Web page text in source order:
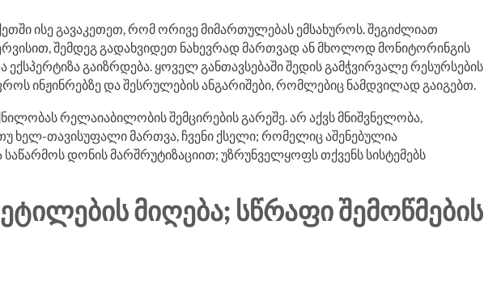
ისე გავაკეთეთ, რომ ორივე მიმართულებას ემსახუროს. შეგიძლიათ
შემდეგ გადახვიდეთ ნახევრად მართვად ან მხოლოდ მონიტორინგის
გაიზრდება. ყოველ განთავსებაში შედის გამჭვირვალე რესურსების
ინჟინრებზე და შესრულების ანგარიშები, რომლებიც ნამდვილად გაიგებთ.
რელაიაბილობის შემცირების გარეშე. არ აქვს მნიშვნელობა,
ხელ-თავისუფალი მართვა, ჩვენი ქსელი; რომელიც აშენებულია
დონის მარშრუტიზაციით; უზრუნველყოფს თქვენს სისტემებს
ᲛᲘᲦᲔᲑᲐ; ᲡᲬᲠᲐᲤᲘ ᲨᲔᲛᲝᲬᲛᲔᲑᲘᲡ